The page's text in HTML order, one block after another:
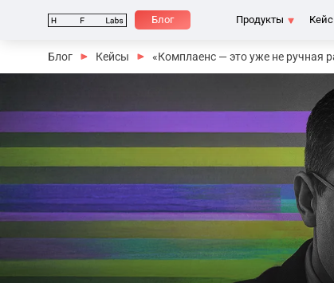
Блог Продукты
Блог Кейсы «Комплаенс — это уже не ручная